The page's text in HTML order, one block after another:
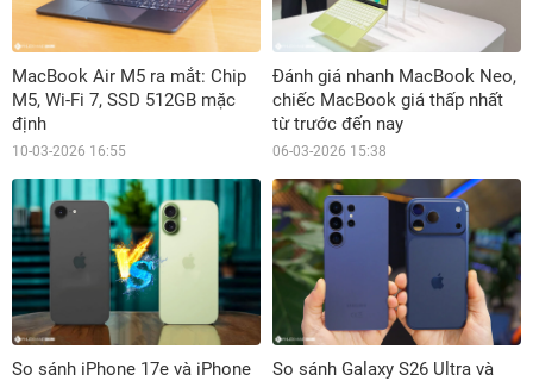
MacBook Air M5 ra mắt: Chip
M5, Wi-Fi 7, SSD 512GB mặc
định
10-03-2026 16:55
Đánh giá nhanh MacBook Neo,
chiếc MacBook giá thấp nhất
từ trước đến nay
06-03-2026 15:38
So sánh iPhone 17e và iPhone
So sánh Galaxy S26 Ultra và